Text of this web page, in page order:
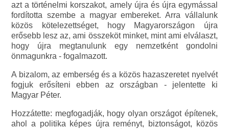
azt a történelmi korszakot, amely újra és újra egymással
fordította szembe a magyar embereket. Arra vállalunk
közös kötelezettséget, hogy Magyarországon újra
erősebb lesz az, ami összeköt minket, mint ami elválaszt,
hogy újra megtanulunk egy nemzetként gondolni
önmagunkra - fogalmazott.
A bizalom, az emberség és a közös hazaszeretet nyelvét
fogjuk erősíteni ebben az országban - jelentette ki
Magyar Péter.
Hozzátette: megfogadják, hogy olyan országot építenek,
ahol a politika képes újra reményt, biztonságot, közös